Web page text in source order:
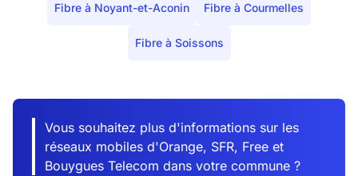
Fibre à Noyant-et-Aconin Fibre à Courmelles
Fibre à Soissons
Vous souhaitez plus d'informations sur les
réseaux mobiles d'Orange, SFR, Free et
Bouygues Telecom dans votre commune ?